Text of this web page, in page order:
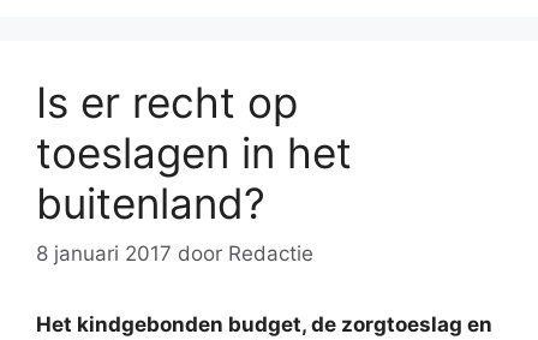
Is er recht op
toeslagen in het
buitenland?
8 januari 2017 door Redactie
Het kindgebonden budget, de zorgtoeslag en